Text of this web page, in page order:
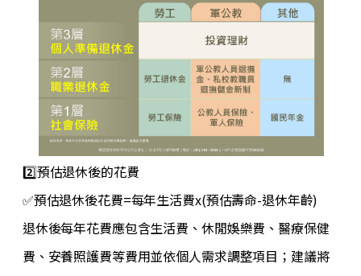
2️⃣預估退休後的花費
✅預估退休後花費=每年生活費x(預估壽命-退休年齡)
退休後每年花費應包含生活費、休閒娛樂費、醫療保健
費、安養照護費等費用並依個人需求調整項目；建議將